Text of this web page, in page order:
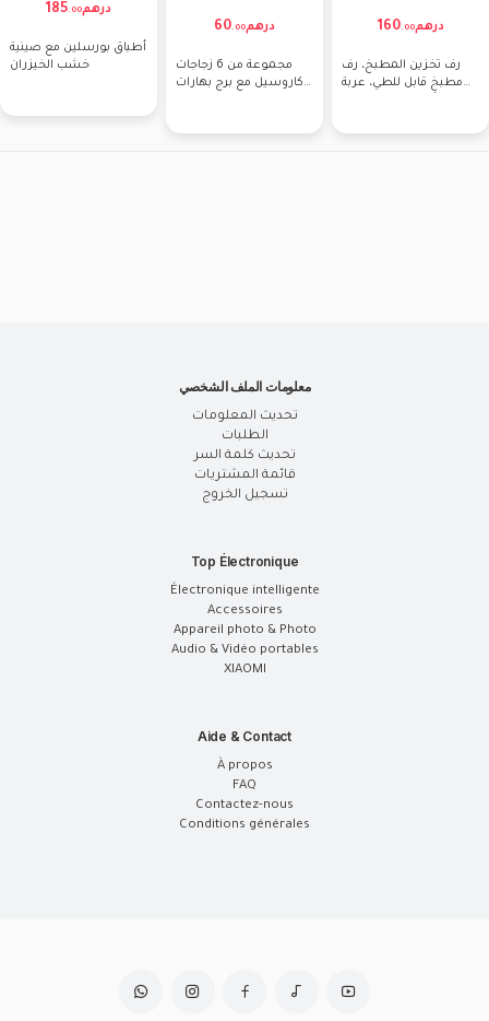
185. 00درهم
أطباق بورسلين مع صينية
خشب الخيزران
60. 00درهم
مجموعة من 6 زجاجات
كاروسيل مع برج بهارات
160. 00درهم
رف تخزين المطبخ، رف
مطبخ قابل للطي، عربة
معلومات الملف الشخصي
تحديث المعلومات
الطلبات
تحديث كلمة السر
قائمة المشتريات
تسجيل الخروج
Top Électronique
Électronique intelligente
Accessoires
Appareil photo & Photo
Audio & Vidéo portables
XIAOMI
Aide & Contact
À propos
FAQ
Contactez-nous
Conditions générales